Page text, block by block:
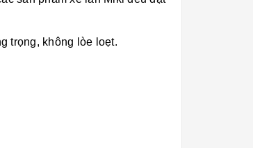
trọng, không lòe loẹt.